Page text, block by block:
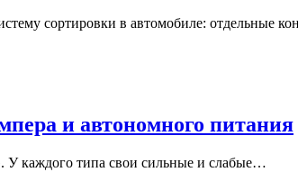
сортировки в автомобиле: отдельные
и автономного питания
У каждого типа свои сильные и слабые…